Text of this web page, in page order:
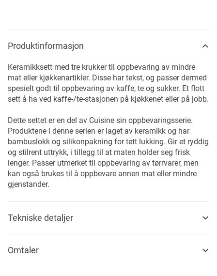
Produktinformasjon
Keramikksett med tre krukker til oppbevaring av mindre
mat eller kjøkkenartikler. Disse har tekst, og passer dermed
spesielt godt til oppbevaring av kaffe, te og sukker. Et flott
sett å ha ved kaffe-/te-stasjonen på kjøkkenet eller på jobb.
Dette settet er en del av Cuisine sin oppbevaringsserie.
Produktene i denne serien er laget av keramikk og har
bambuslokk og silikonpakning for tett lukking. Gir et ryddig
og stilrent uttrykk, i tillegg til at maten holder seg frisk
lenger. Passer utmerket til oppbevaring av tørrvarer, men
kan også brukes til å oppbevare annen mat eller mindre
gjenstander.
Tekniske detaljer
Omtaler